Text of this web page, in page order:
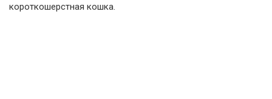
короткошерстная кошка.